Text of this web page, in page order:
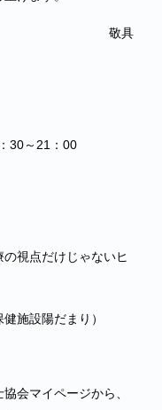
敬具
30～21：00
視点だけじゃないヒ
設陽だまり）
会マイページから、